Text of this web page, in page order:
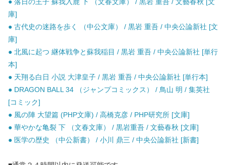
庫]
● 古代史の迷路を歩く （中公文庫） / 黒岩 重吾 / 中央公論新社 [文
庫]
● 北風に起つ 継体戦争と蘇我稲目 / 黒岩 重吾 / 中央公論新社 [単行
本]
● 天翔る白日 小説 大津皇子 / 黒岩 重吾 / 中央公論新社 [単行本]
● DRAGON BALL 34 （ジャンプコミックス） / 鳥山 明 / 集英社
[コミック]
● 風の陣 大望篇 (PHP文庫) / 高橋克彦 / PHP研究所 [文庫]
● 華やかな亀裂 下 （文春文庫） / 黒岩重吾 / 文藝春秋 [文庫]
● 医学の歴史 （中公新書） / 小川 鼎三 / 中央公論新社 [新書]